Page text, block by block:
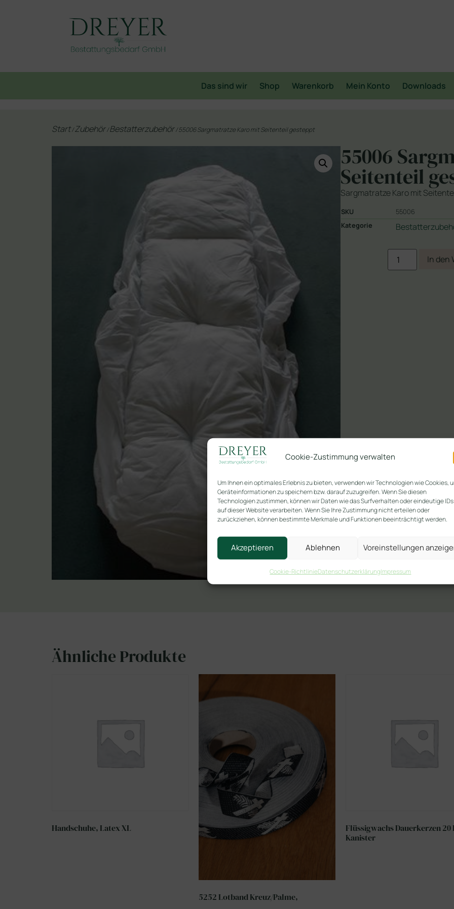
Cookie-Zustimmung verwalten
Um Ihnen ein optimales Erlebnis zu bieten, verwenden wir Technologien wie Cookies,
Geräteinformationen zu speichern bzw. darauf zuzugreifen. Wenn Sie diesen
Technologien zustimmen, können wir Daten wie das Surfverhalten oder eindeutige IDs
auf dieser Website verarbeiten. Wenn Sie Ihre Zustimmung nicht erteilen oder
zurückziehen, können bestimmte Merkmale und Funktionen beeinträchtigt werden.
Akzeptieren Ablehnen Voreinstellungen
Cookie-RichtlinieDatenschutzerklärungImpressum
Das sind wir Shop Warenkorb Mein Konto Downloads
Start/Zubehör/Bestatterzubehör/ 55006 Sargmatratze Karo mit Seitenteil gesteppt
55006
Seitenteil
Sargmatratze Karo mit
SKU
55006
Kategorie
In den
Ähnliche Produkte
Handschuhe, Latex XL
5252 Lotband Kreuz/Palme,
Flüssigwachs Dauerkerzen 20
Kanister